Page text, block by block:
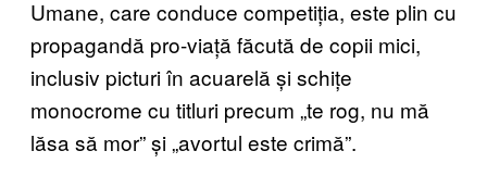
Umane, care conduce competiția, este plin cu
propagandă pro-viață făcută de copii mici,
inclusiv picturi în acuarelă și schițe
monocrome cu titluri precum „te rog, nu mă
lăsa să mor” și „avortul este crimă”.